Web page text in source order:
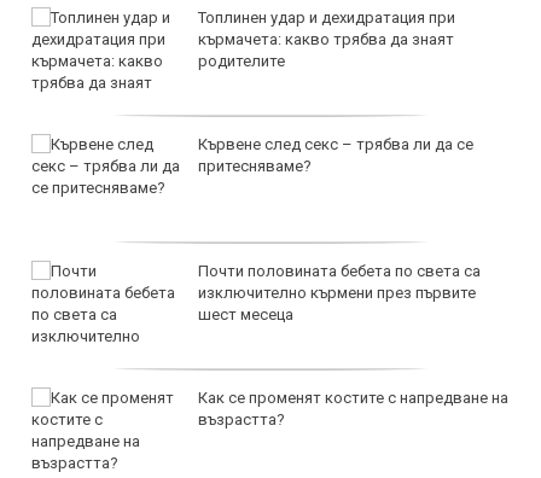
Топлинен удар и дехидратация при
кърмачета: какво трябва да знаят
родителите
Кървене след секс – трябва ли да се
притесняваме?
Почти половината бебета по света са
изключително кърмени през първите
шест месеца
Как се променят костите с напредване на
възрастта?